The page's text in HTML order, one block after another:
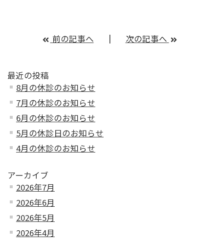
前の記事へ 次の記事へ
最近の投稿
8月の休診のお知らせ
7月の休診のお知らせ
6月の休診のお知らせ
5月の休診日のお知らせ
4月の休診のお知らせ
アーカイブ
2026年7月
2026年6月
2026年5月
2026年4月